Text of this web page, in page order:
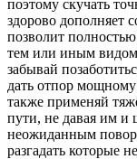
поэтому скучать
здорово дополняет
позволит
тем или иным
забывай
дать отпор мощному
также применяй
пути, не давая им и
неожиданным
разгадать которые